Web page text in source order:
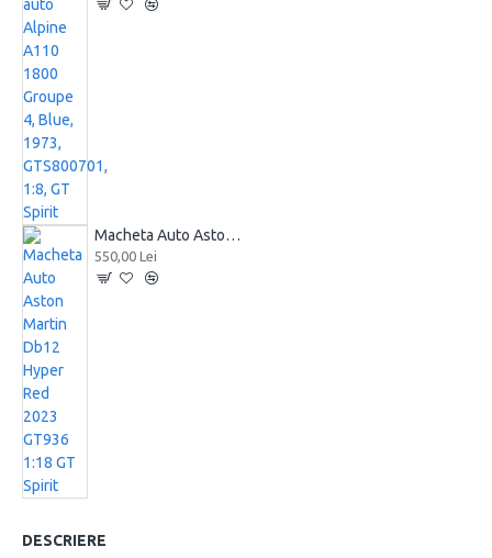
Macheta Auto Aston Martin Db12 Hyper Red 2023 GT936 1:18 GT Spirit
550,00 Lei
DESCRIERE